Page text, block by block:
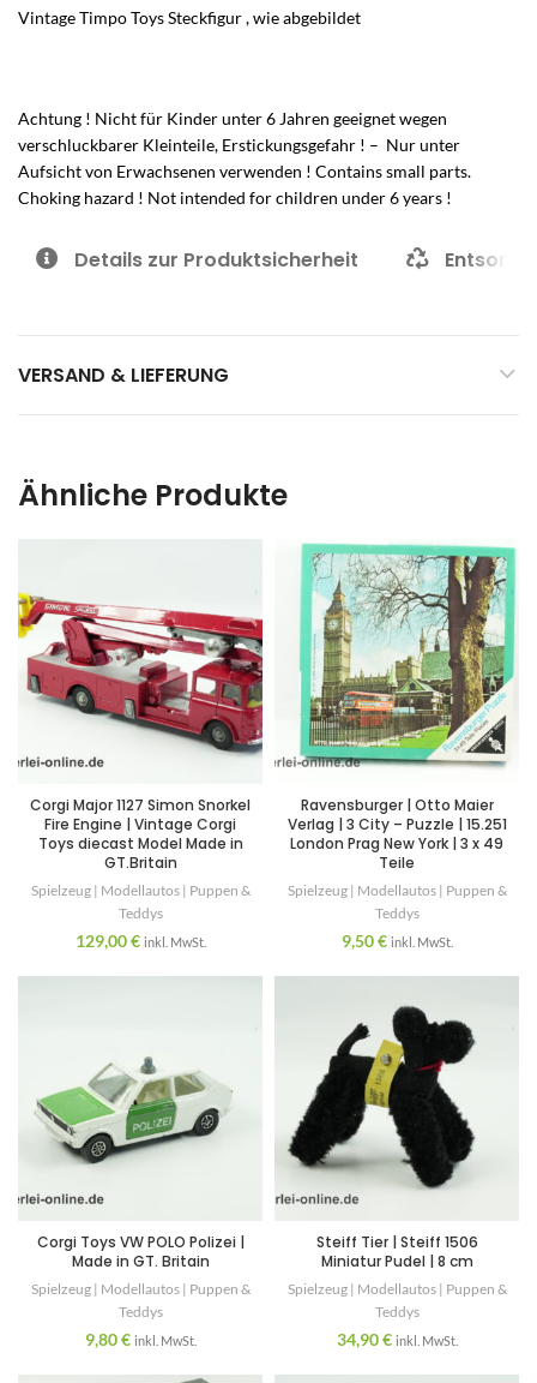
Vintage Timpo Toys Steckfigur , wie abgebildet
Achtung ! Nicht für Kinder unter 6 Jahren geeignet wegen
verschluckbarer Kleinteile, Erstickungsgefahr ! – Nur unter
Aufsicht von Erwachsenen verwenden ! Contains small parts.
Choking hazard ! Not intended for children under 6 years !
Details zur Produktsicherheit
VERSAND & LIEFERUNG
Ähnliche Produkte
Corgi Major 1127 Simon Snorkel
Fire Engine | Vintage Corgi
Toys diecast Model Made in
GT.Britain
Spielzeug | Modellautos | Puppen &
Teddys
129,00€ inkl. MwSt.
Ravensburger | Otto Maier
Verlag | 3 City – Puzzle | 15.251
London Prag New York | 3 x 49
Teile
Spielzeug | Modellautos | Puppen &
Teddys
9,50€ inkl. MwSt.
Corgi Toys VW POLO Polizei |
Made in GT. Britain
Spielzeug | Modellautos | Puppen &
Teddys
9,80€ inkl. MwSt.
Steiff Tier | Steiff 1506
Miniatur Pudel | 8 cm
Spielzeug | Modellautos | Puppen &
Teddys
34,90€ inkl. MwSt.